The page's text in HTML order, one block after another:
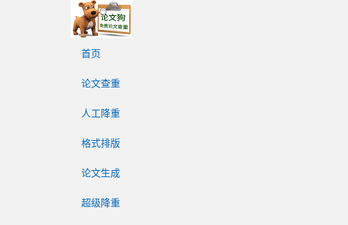
首页
论文查重
人工降重
格式排版
论文生成
超级降重